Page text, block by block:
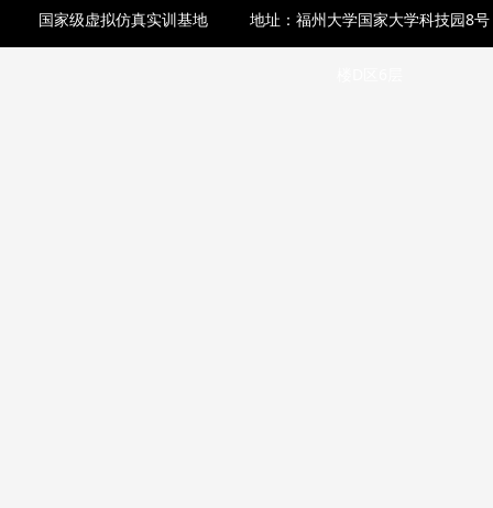
国家级虚拟仿真实训基地 地址：福州大学国家大学科技园8号